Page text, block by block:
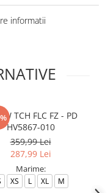
informatii
TCH FLC FZ - PD
HV5867-010
359,99 Lei
287,99 Lei
Marime:
XS L XL M